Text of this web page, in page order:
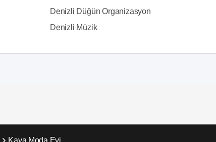
Denizli Düğün Organizasyon
Denizli Müzik
Kaya Moda Evi